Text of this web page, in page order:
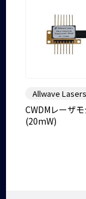
Allwave Lasers
CWDMレーザ
(20mW)